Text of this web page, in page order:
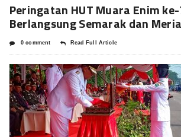
Peringatan HUT Muara Enim
Berlangsung Semarak dan
0 comment Read Full Article